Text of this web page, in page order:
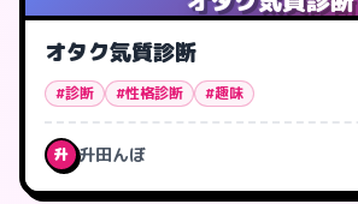
オタク気質診断
#診断 #性格診断 #趣味
升 升田んぼ